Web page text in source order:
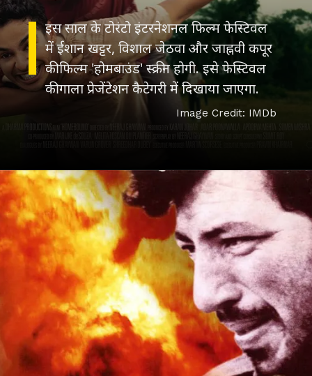
इस साल के टोरंटो इंटरनेशनल फिल्म फेस्टिवल
में ईशान खट्टर, विशाल जेठवा और जाह्नवी कपूर
की फिल्म 'होमबाउंड' स्क्रीन होगी. इसे फेस्टिवल
की गाला प्रेजेंटेशन कैटेगरी में दिखाया जाएगा.
Image Credit: IMDb